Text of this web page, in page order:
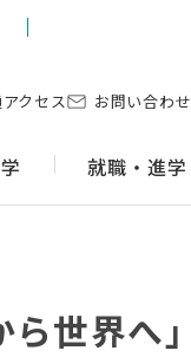
クセス お問い合わせ
就職・進学
世界へ」